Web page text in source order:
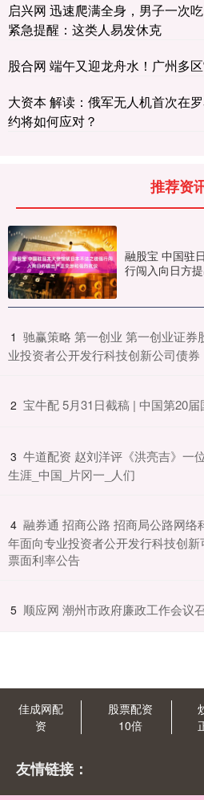
启兴网 迅速爬满全身，男子一次
紧急提醒：这类人易发休克
股合网 端午又迎龙舟水！广州多
大资本 解读：俄军无人机首次在
约将如何应对？
推荐资
融股宝 中国驻
行闯入向日方
1 驰赢策略 第一创业 第一创业证券
业投资者公开发行科技创新公司债
2 宝牛配 5月31日截稿 | 中国第20
3 牛道配资 赵刘洋评《洪亮吉》一
生涯_中国_片冈一_人们
4 融券通 招商公路 招商局公路网络
年面向专业投资者公开发行科技创新
票面利率公告
5 顺应网 潮州市政府廉政工作会议
佳成网配
资
股票配资
10倍
友情链接：